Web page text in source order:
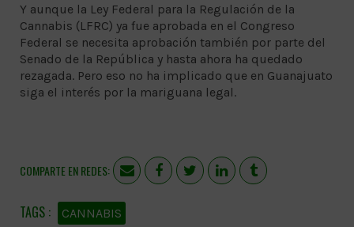
Y aunque la Ley Federal para la Regulación de la
Cannabis (LFRC) ya fue aprobada en el Congreso
Federal se necesita aprobación también por parte del
Senado de la República y hasta ahora ha quedado
rezagada. Pero eso no ha implicado que en Guanajuato
siga el interés por la mariguana legal.
COMPARTE EN REDES:
CANNABIS